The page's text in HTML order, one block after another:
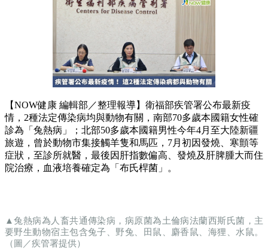
【NOW健康 編輯部／整理報導】衛福部疾管署公布最新疫
情，2種法定傳染病均與動物有關，南部70多歲本國籍女性確
診為「兔熱病」；北部50多歲本國籍男性今年4月至大陸新疆
旅遊，曾於動物市集接觸羊隻和馬匹，7月初因發燒、寒顫等
症狀，至診所就醫，最後因肝指數偏高、發燒及肝脾腫大而住
院治療，血液培養確定為「布氏桿菌」。
▲兔熱病為人畜共通傳染病，病原菌為土倫病法蘭西斯氏菌，主
要野生動物宿主包含兔子、野兔、田鼠、麝香鼠、海狸、水鼠。
（圖／疾管署提供）